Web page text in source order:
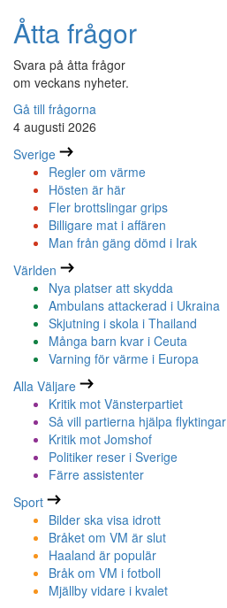
Åtta frågor
Svara på åtta frågor
om veckans nyheter.
Gå till frågorna
4 augusti 2026
Sverige
Regler om värme
Hösten är här
Fler brottslingar grips
Billigare mat i affären
Man från gäng dömd i Irak
Världen
Nya platser att skydda
Ambulans attackerad i Ukraina
Skjutning i skola i Thailand
Många barn kvar i Ceuta
Varning för värme i Europa
Alla Väljare
Kritik mot Vänsterpartiet
Så vill partierna hjälpa flyktingar
Kritik mot Jomshof
Politiker reser i Sverige
Färre assistenter
Sport
Bilder ska visa idrott
Bråket om VM är slut
Haaland är populär
Bråk om VM i fotboll
Mjällby vidare i kvalet